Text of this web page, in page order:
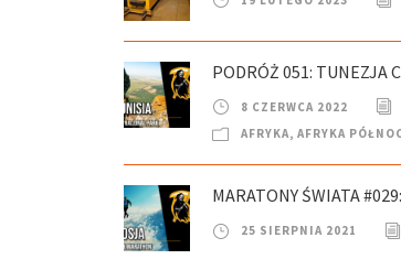
PODRÓŻ 051: TUNEZJA
8 CZERWCA 2022
AFRYKA, AFRYKA
MARATONY ŚWIATA
25 SIERPNIA 2021